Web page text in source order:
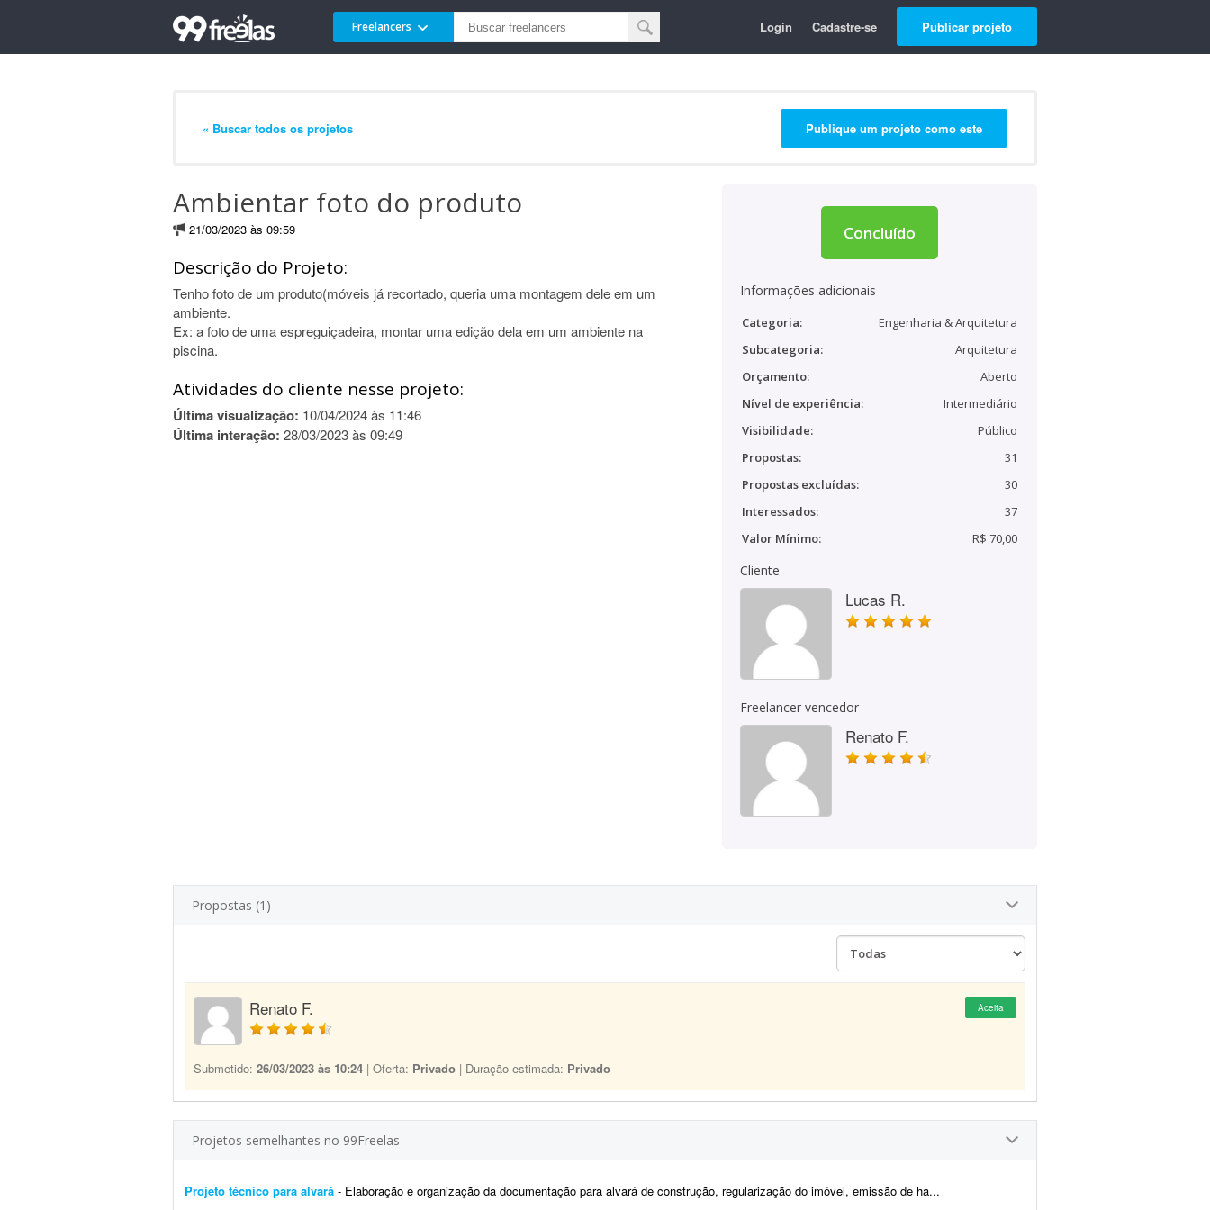
Freelancers Login Cadastre-se Publicar projeto
« Buscar todos os projetos Publique um projeto como este
Ambientar foto do produto
21/03/2023 às 09:59
Descrição do Projeto:
Tenho foto de um produto(móveis já recortado, queria uma montagem dele em um
ambiente.
Ex: a foto de uma espreguiçadeira, montar uma edição dela em um ambiente na
piscina.
Atividades do cliente nesse projeto:
Última visualização: 10/04/2024 às 11:46
Última interação: 28/03/2023 às 09:49
Concluído
Informações adicionais
Categoria:
Engenharia & Arquitetura
Subcategoria:
Arquitetura
Orçamento:
Aberto
Nível de experiência:
Intermediário
Visibilidade:
Público
Propostas:
31
Propostas excluídas:
30
Interessados:
37
Valor Mínimo:
R$ 70,00
Cliente
Lucas R.
Freelancer vencedor
Renato F.
Propostas (1)
Renato F. Aceita
Submetido: 26/03/2023 às 10:24 | Oferta: Privado | Duração estimada: Privado
Projetos semelhantes no 99Freelas
Projeto técnico para alvará - Elaboração e organização da documentação para alvará de construção, regularização do imóvel, emissão de ha...